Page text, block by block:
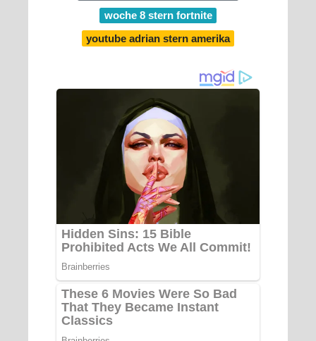
woche 8 stern fortnite
youtube adrian stern amerika